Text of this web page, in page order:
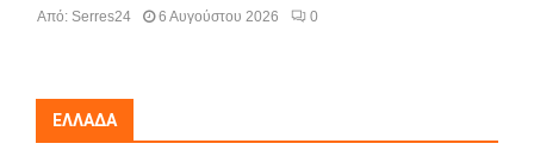
Από: Serres24 6 Αυγούστου 2026 0
ΕΛΛΆΔΑ